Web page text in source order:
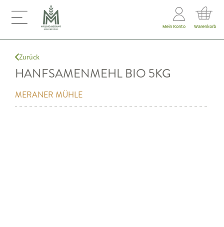
Mein Konto Warenkorb
Zurück
HANFSAMENMEHL BIO 5KG
MERANER MÜHLE